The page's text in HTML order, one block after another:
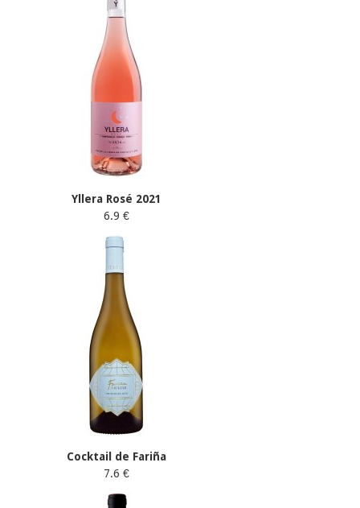
Yllera Rosé 2021
6.9 €
Cocktail de Fariña
7.6 €